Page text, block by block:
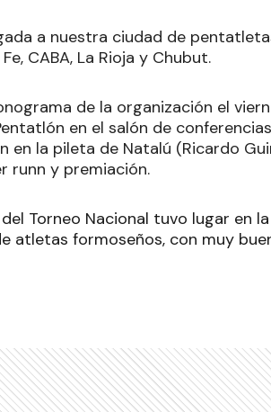
a nuestra ciudad de
CABA, La Rioja y Chubut.
de la organización el
en el salón de
en la pileta de Natalú (Ricardo
runn y premiación.
Torneo Nacional tuvo lugar en
atletas formoseños, con muy